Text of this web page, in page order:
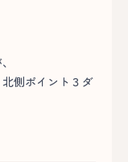
側ポイント３ダ